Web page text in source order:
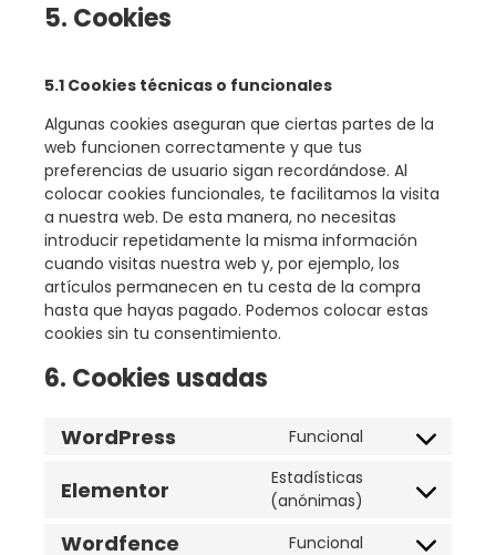
5. Cookies
5.1 Cookies técnicas o funcionales
Algunas cookies aseguran que ciertas partes de la
web funcionen correctamente y que tus
preferencias de usuario sigan recordándose. Al
colocar cookies funcionales, te facilitamos la visita
a nuestra web. De esta manera, no necesitas
introducir repetidamente la misma información
cuando visitas nuestra web y, por ejemplo, los
artículos permanecen en tu cesta de la compra
hasta que hayas pagado. Podemos colocar estas
cookies sin tu consentimiento.
6. Cookies usadas
WordPress Funcional
Elementor
Estadísticas
(anónimas)
Wordfence Funcional